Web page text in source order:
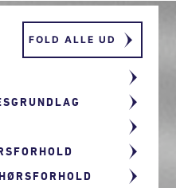
FOLD ALLE UD